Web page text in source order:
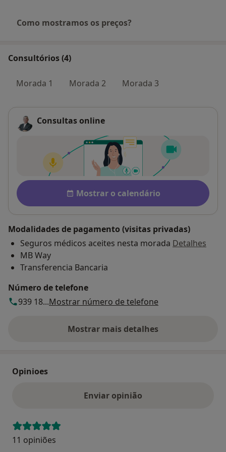
Como mostramos os preços?
Consultórios (4)
Morada 1 Morada 2 Morada 3
Consultas online
Disponibilidade
Mostrar o calendário
Modalidades de pagamento (visitas privadas)
Seguros médicos aceites nesta morada Detalhes
MB Way
Transferencia Bancaria
Número de telefone
939 18...Mostrar número de telefone
Mostrar mais detalhes
sobre o endereço
Opinioes
Enviar opinião
11 opiniões